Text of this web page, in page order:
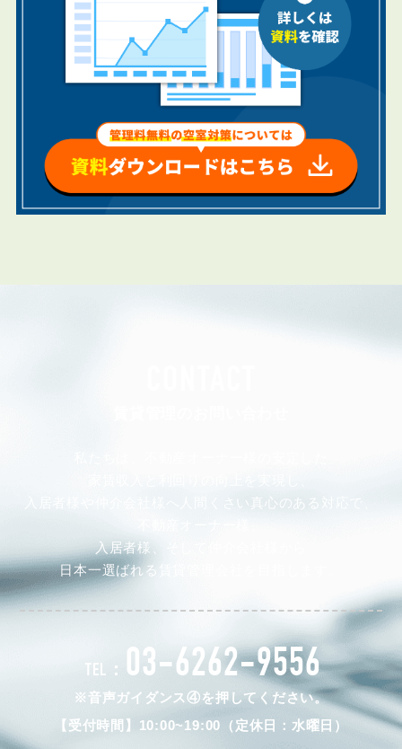
入居者様や仲介会社様へ人間くさい真心のある対応で、
入居者様、そして仲介会社様から
日本一選ばれる賃貸管理会社を目指します。
TEL： 03-6262-9556
※音声ガイダンス④を押してください。
【受付時間】10:00~19:00（定休日：水曜日）